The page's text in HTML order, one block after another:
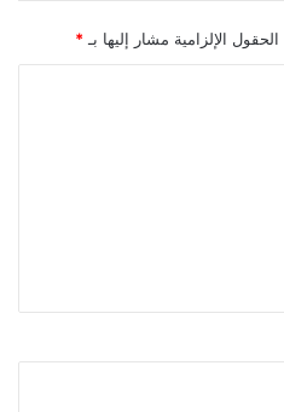
الحقول الإلزامية مشار إليها بـ *